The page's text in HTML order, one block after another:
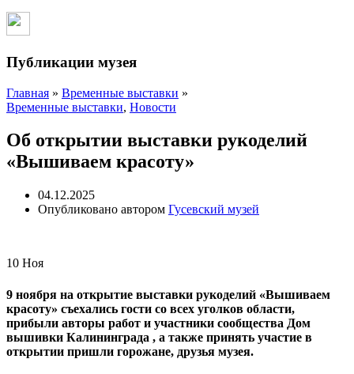
Публикации музея
Главная » Временные выставки »
Временные выставки, Новости
Об открытии выставки рукоделий
«Вышиваем красоту»
04.12.2025
Опубликовано автором Гусевский музей
10 Ноя
9 ноября на открытие выставки рукоделий «Вышиваем
красоту» съехались гости со всех уголков области,
прибыли авторы работ и участники сообщества Дом
вышивки Калининграда , а также принять участие в
открытии пришли горожане, друзья музея.